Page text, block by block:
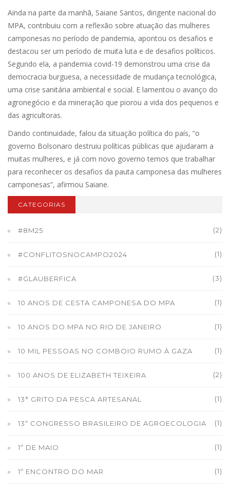
Ainda na parte da manhã, Saiane Santos, dirigente nacional do
MPA, contribuiu com a reflexão sobre atuação das mulheres
camponesas no período de pandemia, apontou os desafios e
destacou ser um período de muita luta e de desafios políticos.
Segundo ela, a pandemia covid-19 demonstrou uma crise da
democracia burguesa, a necessidade de mudança tecnológica,
uma crise sanitária ambiental e social. E lamentou o avanço do
agronegócio e da mineração que piorou a vida dos pequenos e
das agricultoras.
Dando continuidade, falou da situação política do país, “o
governo Bolsonaro destruiu políticas públicas que ajudaram a
muitas mulheres, e já com novo governo temos que trabalhar
para reconhecer os desafios da pauta camponesa das mulheres
camponesas”, afirmou Saiane.
CATEGORIAS
#8M25 (2)
#CONFLITOSNOCAMPO2024 (1)
#GLAUBERFICA (3)
10 ANOS DE CESTA CAMPONESA DO MPA (1)
10 ANOS DO MPA NO RIO DE JANEIRO (1)
10 MIL PESSOAS NO COMBOIO RUMO À GAZA (1)
100 ANOS DE ELIZABETH TEIXEIRA (2)
13° GRITO DA PESCA ARTESANAL (1)
13º CONGRESSO BRASILEIRO DE AGROECOLOGIA (1)
1º DE MAIO (1)
1º ENCONTRO DO MAR (1)